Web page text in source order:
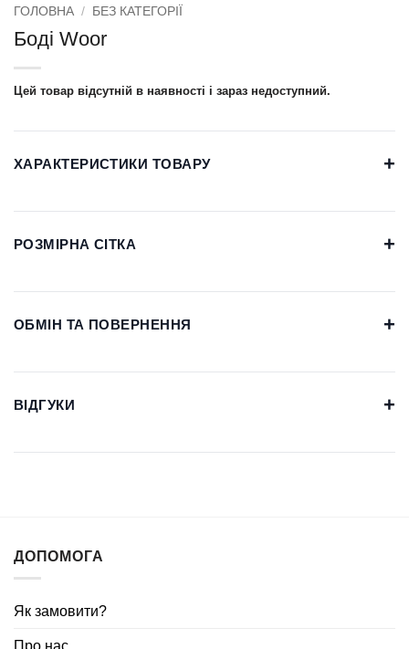
ГОЛОВНА / БЕЗ КАТЕГОРІЇ
Боді Woor
Цей товар відсутній в наявності і зараз недоступний.
ХАРАКТЕРИСТИКИ ТОВАРУ +
РОЗМІРНА СІТКА +
ОБМІН ТА ПОВЕРНЕННЯ +
ВІДГУКИ +
ДОПОМОГА
Як замовити?